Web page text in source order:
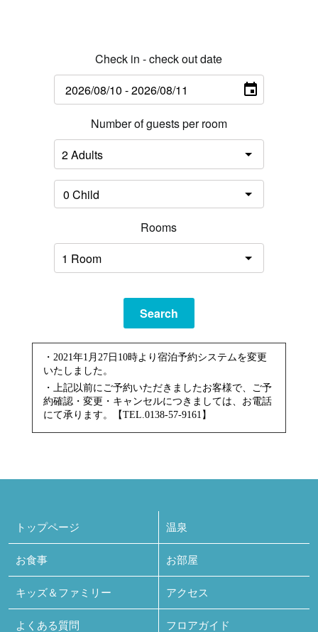
Check in - check out date
Number of guests per room
Rooms
Search
・2021年1月27日10時より宿泊予約システムを変更
いたしました。
・上記以前にご予約いただきましたお客様で、ご予
約確認・変更・キャンセルにつきましては、お電話
にて承ります。【TEL.0138-57-9161】
トップページ 温泉
お食事 お部屋
キッズ＆ファミリー アクセス
よくある質問 フロアガイド